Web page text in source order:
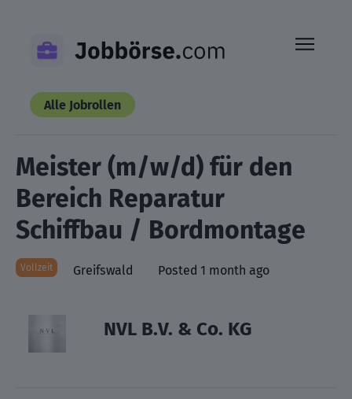
content
Alle Jobrollen
Meister (m/w/d) für den
Bereich Reparatur
Schiffbau / Bordmontage
Vollzeit Greifswald Posted 1 month ago
NVL B.V. & Co. KG